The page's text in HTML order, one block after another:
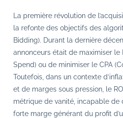
La première révolution de
la refonte des objectifs des
Bidding). Durant la dernière
annonceurs était de maximiser le
Spend) ou de minimiser le CPA
Toutefois, dans un contexte
et de marges sous pression, le
métrique de vanité, incapable de
forte marge générant du profit